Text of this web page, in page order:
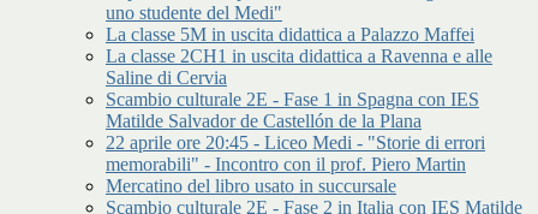
uno studente del Medi"
La classe 5M in uscita didattica a Palazzo Maffei
La classe 2CH1 in uscita didattica a Ravenna e alle
Saline di Cervia
Scambio culturale 2E - Fase 1 in Spagna con IES
Matilde Salvador de Castellón de la Plana
22 aprile ore 20:45 - Liceo Medi - "Storie di errori
memorabili" - Incontro con il prof. Piero Martin
Mercatino del libro usato in succursale
Scambio culturale 2E - Fase 2 in Italia con IES Matilde